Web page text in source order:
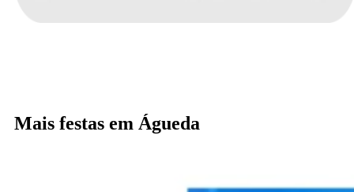
Mais festas em Águeda